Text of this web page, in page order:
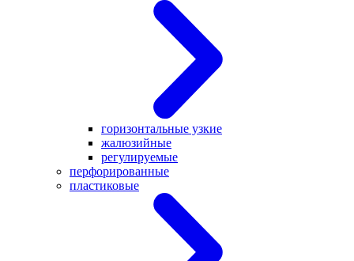
горизонтальные узкие
жалюзийные
регулируемые
перфорированные
пластиковые